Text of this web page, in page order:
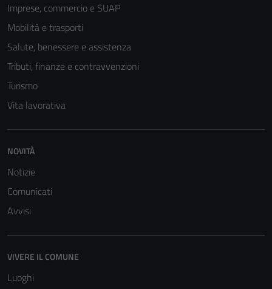
Imprese, commercio e SUAP
Mobilità e trasporti
Salute, benessere e assistenza
Tributi, finanze e contravvenzioni
Turismo
Vita lavorativa
NOVITÀ
Notizie
Comunicati
Avvisi
VIVERE IL COMUNE
Luoghi